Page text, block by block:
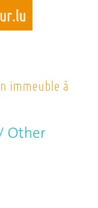
immeuble à
Other